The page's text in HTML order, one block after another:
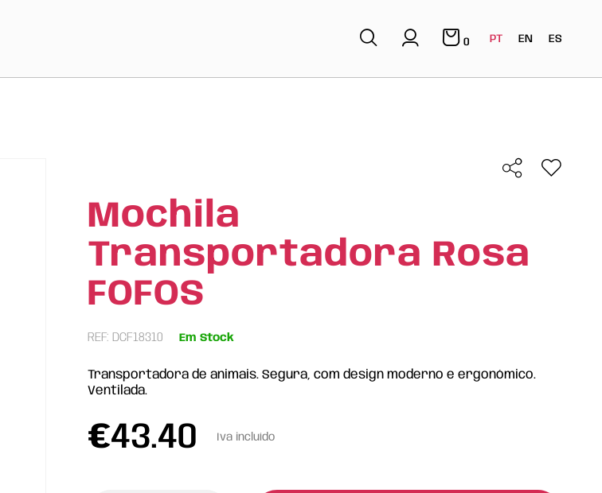
0 PT EN ES
Mochila
Transportadora Rosa
FOFOS
REF: DCF18310 Em Stock
Transportadora de animais. Segura, com design moderno e ergonómico.
Ventilada.
€43.40 Iva incluído